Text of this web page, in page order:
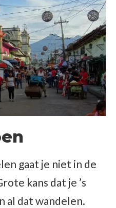
gaat je niet in de
kans dat je ’s
al dat wandelen.